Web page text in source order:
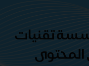
تقنيات
المحتوى